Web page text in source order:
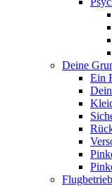
Deine
Ein
Flugbetrieb